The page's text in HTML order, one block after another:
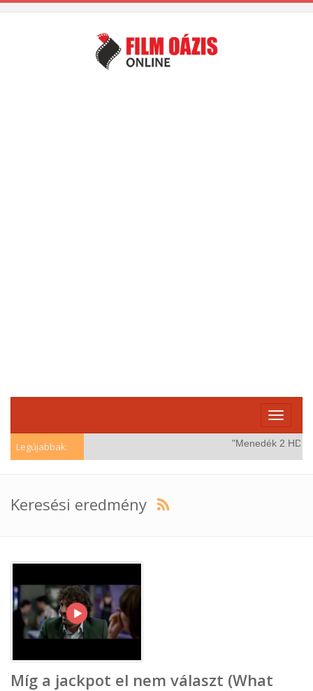
Toggle
Legújabbak: "Menedék 2 HD
Keresési eredmény
Míg a jackpot el nem választ (What